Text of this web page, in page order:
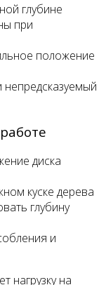
глубине
при
положение
диска
куске дерева
глубину
и
нагрузку на